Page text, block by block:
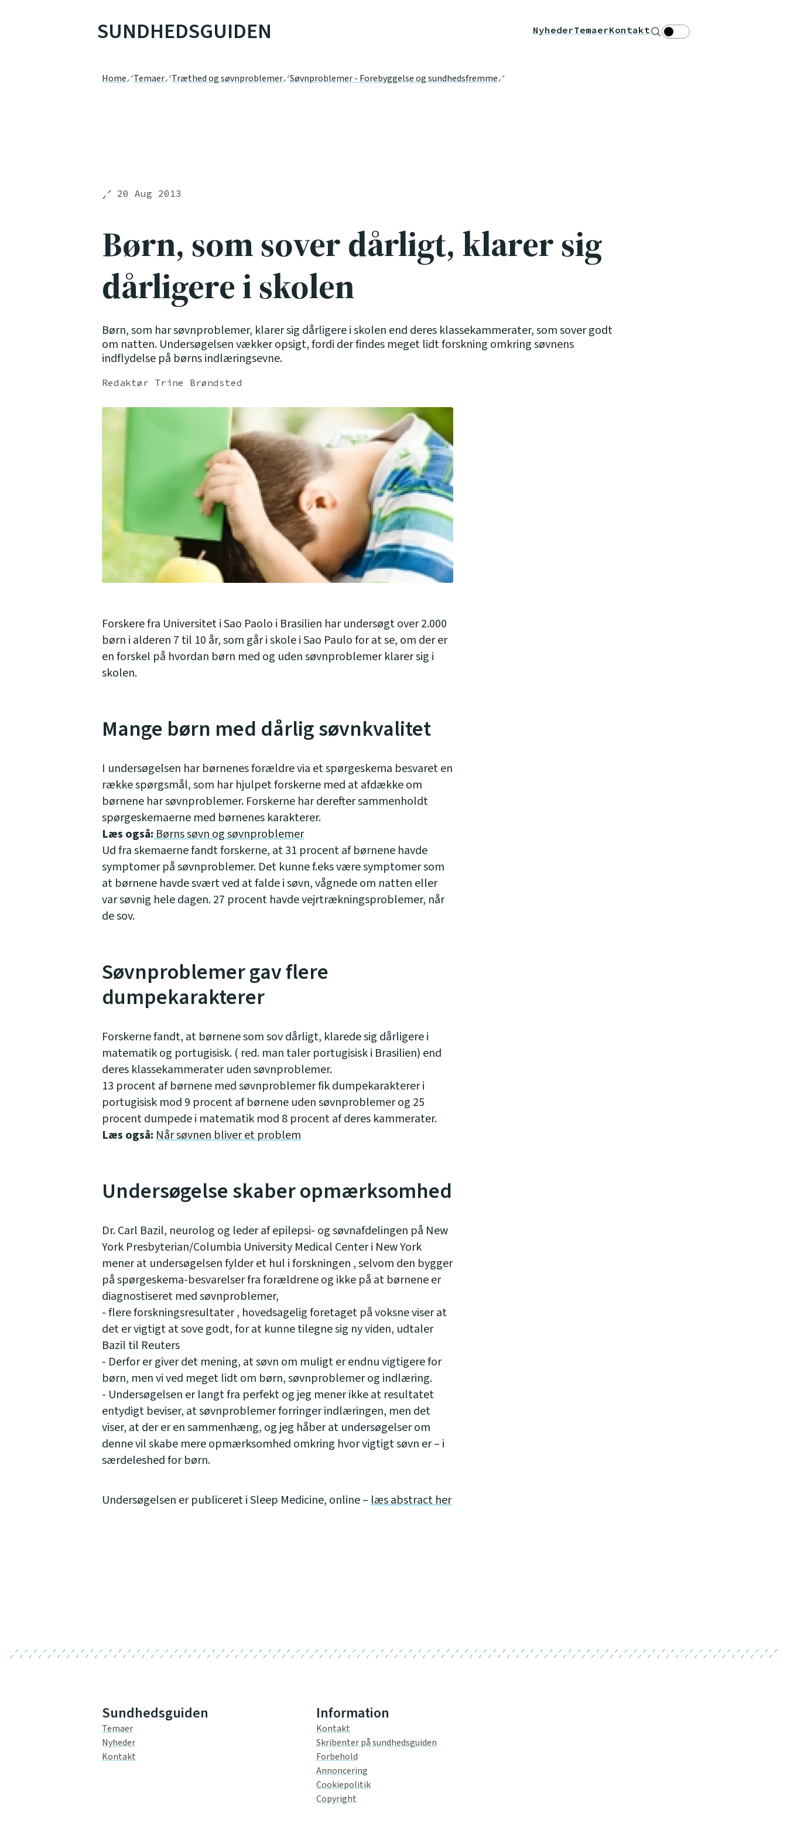
SUNDHEDSGUIDEN NyhederTemaerKontakt Søg Theme toggle
Home Temaer Træthed og søvnproblemer Søvnproblemer - Forebyggelse og sundhedsfremme
20 Aug 2013
Børn, som sover dårligt, klarer sig
dårligere i skolen
Børn, som har søvnproblemer, klarer sig dårligere i skolen end deres klassekammerater, som sover godt
om natten. Undersøgelsen vækker opsigt, fordi der findes meget lidt forskning omkring søvnens
indflydelse på børns indlæringsevne.
Redaktør Trine Brøndsted
Forskere fra Universitet i Sao Paolo i Brasilien har undersøgt over 2.000
børn i alderen 7 til 10 år, som går i skole i Sao Paulo for at se, om der er
en forskel på hvordan børn med og uden søvnproblemer klarer sig i
skolen.
Mange børn med dårlig søvnkvalitet
I undersøgelsen har børnenes forældre via et spørgeskema besvaret en
række spørgsmål, som har hjulpet forskerne med at afdække om
børnene har søvnproblemer. Forskerne har derefter sammenholdt
spørgeskemaerne med børnenes karakterer.
Læs også:Børns søvn og søvnproblemer
Ud fra skemaerne fandt forskerne, at 31 procent af børnene havde
symptomer på søvnproblemer. Det kunne f.eks være symptomer som
at børnene havde svært ved at falde i søvn, vågnede om natten eller
var søvnig hele dagen. 27 procent havde vejrtrækningsproblemer, når
de sov.
Søvnproblemer gav flere
dumpekarakterer
Forskerne fandt, at børnene som sov dårligt, klarede sig dårligere i
matematik og portugisisk. ( red. man taler portugisisk i Brasilien) end
deres klassekammerater uden søvnproblemer.
13 procent af børnene med søvnproblemer fik dumpekarakterer i
portugisisk mod 9 procent af børnene uden søvnproblemer og 25
procent dumpede i matematik mod 8 procent af deres kammerater.
Læs også:Når søvnen bliver et problem
Undersøgelse skaber opmærksomhed
Dr. Carl Bazil, neurolog og leder af epilepsi- og søvnafdelingen på New
York Presbyterian/Columbia University Medical Center i New York
mener at undersøgelsen fylder et hul i forskningen , selvom den bygger
på spørgeskema-besvarelser fra forældrene og ikke på at børnene er
diagnostiseret med søvnproblemer,
- flere forskningsresultater , hovedsagelig foretaget på voksne viser at
det er vigtigt at sove godt, for at kunne tilegne sig ny viden, udtaler
Bazil til Reuters
- Derfor er giver det mening, at søvn om muligt er endnu vigtigere for
børn, men vi ved meget lidt om børn, søvnproblemer og indlæring.
- Undersøgelsen er langt fra perfekt og jeg mener ikke at resultatet
entydigt beviser, at søvnproblemer forringer indlæringen, men det
viser, at der er en sammenhæng, og jeg håber at undersøgelser om
denne vil skabe mere opmærksomhed omkring hvor vigtigt søvn er – i
særdeleshed for børn.
Undersøgelsen er publiceret i Sleep Medicine, online –læs abstract her
Sundhedsguiden
Temaer
Nyheder
Kontakt
Information
Kontakt
Skribenter på sundhedsguiden
Forbehold
Annoncering
Cookiepolitik
Copyright